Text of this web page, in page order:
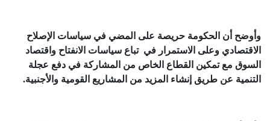
وأوضح أن الحكومة حريصة على المضي في سياسات الإصلاح
الاقتصادي وعلى الاستمرار في تباع سياسات الانفتاح واقتصاد
السوق مع تمكين القطاع الخاص من المشاركة في دفع عجلة
التنمية عن طريق إنشاء المزيد من المشاريع القومية والأجنبية.